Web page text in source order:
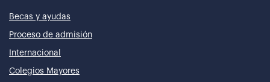
Becas y ayudas
Proceso de admisión
Internacional
Colegios Mayores